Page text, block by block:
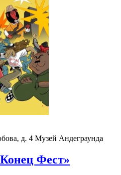
д. 4 Музей Андеграунда
Фест»